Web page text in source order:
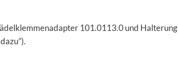
101.0113.0 und Halterung